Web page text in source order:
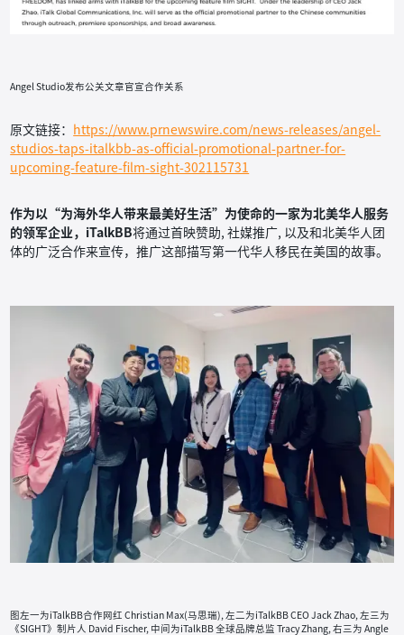
Angel Studio发布公关文章官宣合作关系
原文链接： https://www.prnewswire.com/news-releases/angel-
studios-taps-italkbb-as-official-promotional-partner-for-
upcoming-feature-film-sight-302115731
作为以“为海外华人带来最美好生活”为使命的一家为北美华人服务
的领军企业，iTalkBB将通过首映赞助, 社媒推广, 以及和北美华人团
体的广泛合作来宣传，推广这部描写第一代华人移民在美国的故事。
图左一为iTalkBB合作网红 Christian Max(马思瑞), 左二为iTalkBB CEO Jack Zhao, 左三为
《SIGHT》制片人 David Fischer, 中间为iTalkBB 全球品牌总监 Tracy Zhang, 右三为 Angle